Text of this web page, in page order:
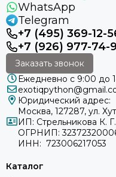
WhatsApp
Telegram
+7 (495) 369-12-
+7 (926) 977-74-
Заказать звонок
Ежедневно с 9:00 до
Юридический адрес:
Москва, 127287, ул.
ИП: Стрельникова К. Г.
ОГРНИП:
ИНН: 723006217053
Каталог